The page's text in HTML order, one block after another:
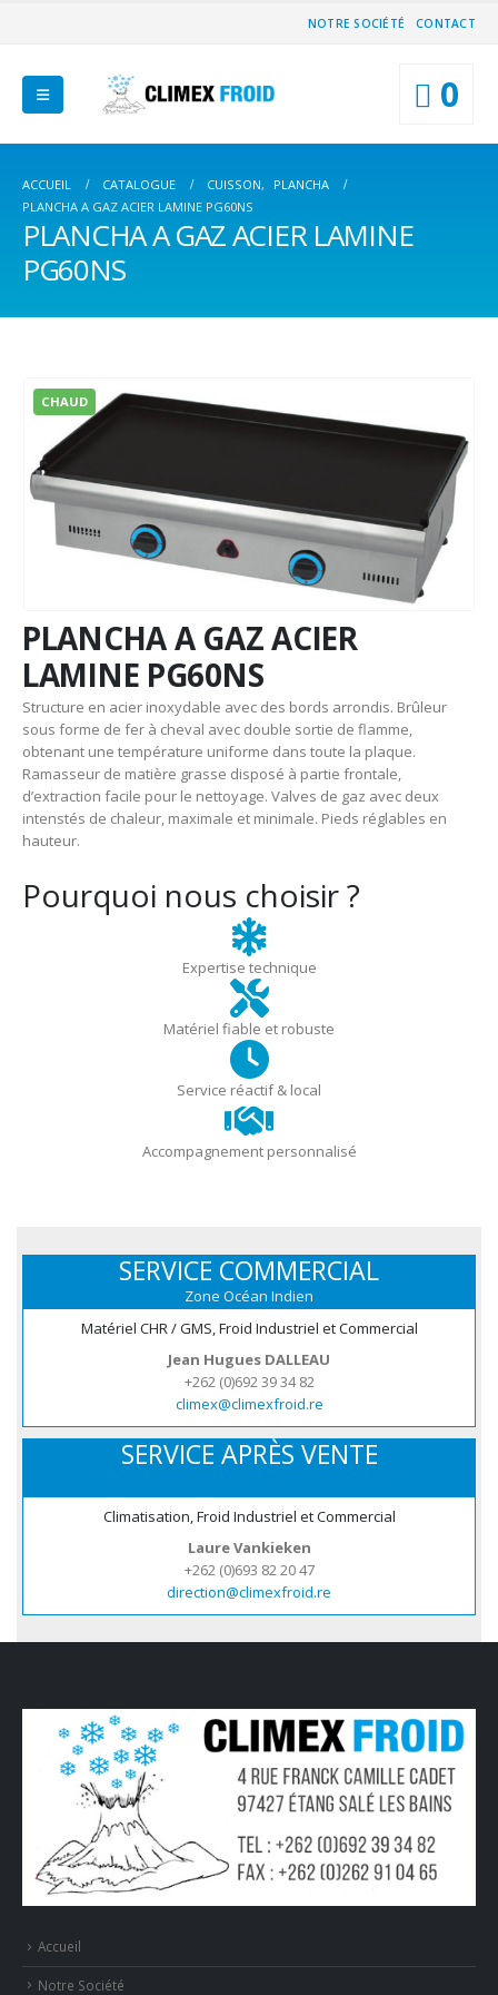
NOTRE SOCIÉTÉ CONTACT
0
ACCUEIL CATALOGUE CUISSON,
PLANCHA
PLANCHA A GAZ ACIER LAMINE PG60NS
PLANCHA A GAZ ACIER LAMINE
PG60NS
CHAUD
PLANCHA A GAZ ACIER
LAMINE PG60NS
Structure en acier inoxydable avec des bords arrondis. Brûleur
sous forme de fer à cheval avec double sortie de flamme,
obtenant une température uniforme dans toute la plaque.
Ramasseur de matière grasse disposé à partie frontale,
d’extraction facile pour le nettoyage. Valves de gaz avec deux
intenstés de chaleur, maximale et minimale. Pieds réglables en
hauteur.
Pourquoi nous choisir ?
Expertise technique
Matériel fiable et robuste
Service réactif & local
Accompagnement personnalisé
SERVICE COMMERCIAL
Zone Océan Indien
Matériel CHR / GMS, Froid Industriel et Commercial
Jean Hugues DALLEAU
+262 (0)692 39 34 82
climex@climexfroid.re
SERVICE APRÈS VENTE
Climatisation, Froid Industriel et Commercial
Laure Vankieken
+262 (0)693 82 20 47
direction@climexfroid.re
Accueil
Notre Société